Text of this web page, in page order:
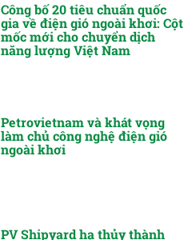
Công bố 20 tiêu chuẩn quốc
gia về điện gió ngoài khơi: Cột
mốc mới cho chuyển dịch
năng lượng Việt Nam
Petrovietnam và khát vọng
làm chủ công nghệ điện gió
ngoài khơi
PV Shipyard hạ thủy thành